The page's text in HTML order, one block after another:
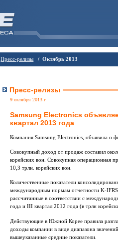
Пресс-релизы / Октябрь 2013
Пресс-релизы
9 октября 2013 г
Samsung Electronics
квартал 2013 года
Компания Samsung Electronics, объявила о
Совокупный доход от продаж составил
корейских вон. Совокупная операционная
10,3 трлн. корейских вон.
Количественные показатели
международным нормам отчетности K-
рассчитанные в соответствии с
года и III квартал 2012 года (в трлн
Действующие в Южной Корее правила
доходы компании в виде диапазона
вышеуказанные средние показатели.